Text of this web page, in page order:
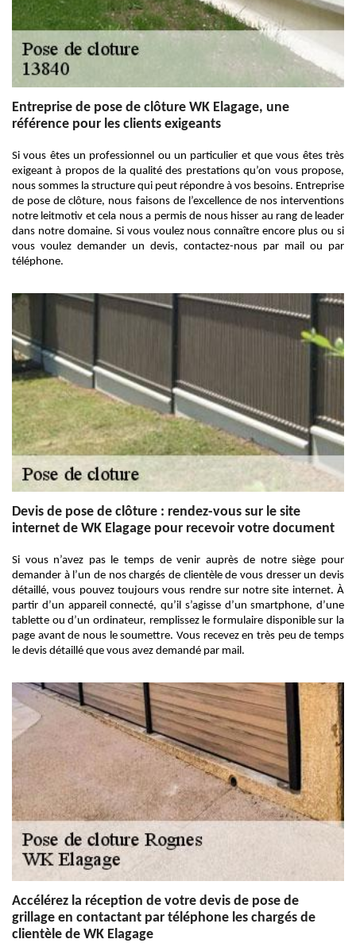
Entreprise de pose de clôture WK Elagage, une
référence pour les clients exigeants
Si vous êtes un professionnel ou un particulier et que vous êtes très
exigeant à propos de la qualité des prestations qu’on vous propose,
nous sommes la structure qui peut répondre à vos besoins. Entreprise
de pose de clôture, nous faisons de l’excellence de nos interventions
notre leitmotiv et cela nous a permis de nous hisser au rang de leader
dans notre domaine. Si vous voulez nous connaître encore plus ou si
vous voulez demander un devis, contactez-nous par mail ou par
téléphone.
Devis de pose de clôture : rendez-vous sur le site
internet de WK Elagage pour recevoir votre document
Si vous n’avez pas le temps de venir auprès de notre siège pour
demander à l’un de nos chargés de clientèle de vous dresser un devis
détaillé, vous pouvez toujours vous rendre sur notre site internet. À
partir d’un appareil connecté, qu’il s’agisse d’un smartphone, d’une
tablette ou d’un ordinateur, remplissez le formulaire disponible sur la
page avant de nous le soumettre. Vous recevez en très peu de temps
le devis détaillé que vous avez demandé par mail.
Accélérez la réception de votre devis de pose de
grillage en contactant par téléphone les chargés de
clientèle de WK Elagage